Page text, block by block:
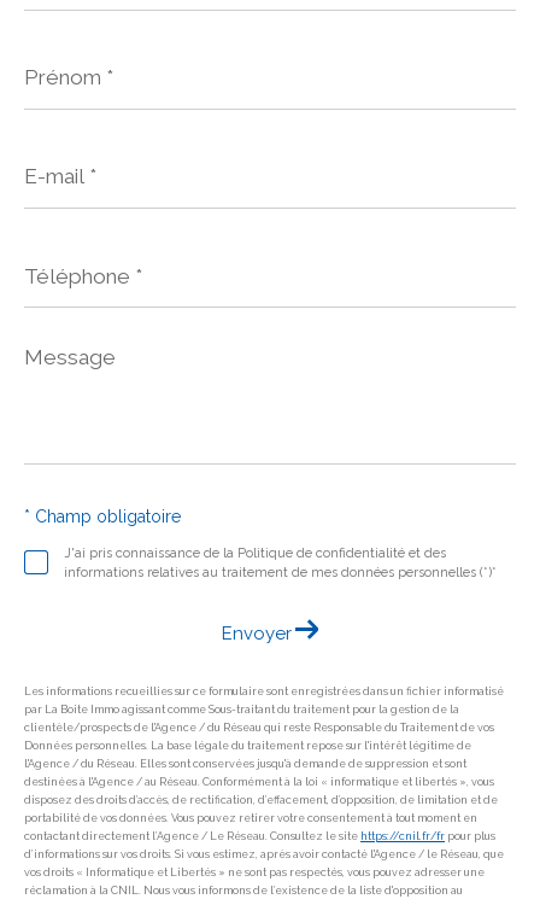
*
mail
*
Message
J'ai pris connaissance de la Politique de confidentialité et des
informations relatives au traitement de mes données personnelles (*)*
* Champ obligatoire
Envoyer
Les informations recueillies sur ce formulaire sont enregistrées dans un fichier informatisé
par La Boite Immo agissant comme Sous-traitant du traitement pour la gestion de la
clientèle/prospects de l'Agence / du Réseau qui reste Responsable du Traitement de vos
Données personnelles. La base légale du traitement repose sur l'intérêt légitime de
l'Agence / du Réseau. Elles sont conservées jusqu'à demande de suppression et sont
destinées à l'Agence / au Réseau. Conformément à la loi « informatique et libertés », vous
disposez des droits d’accès, de rectification, d’effacement, d’opposition, de limitation et de
portabilité de vos données. Vous pouvez retirer votre consentement à tout moment en
contactant directement l’Agence / Le Réseau. Consultez le site https://cnil.fr/fr pour plus
d’informations sur vos droits. Si vous estimez, après avoir contacté l'Agence / le Réseau, que
vos droits « Informatique et Libertés » ne sont pas respectés, vous pouvez adresser une
réclamation à la CNIL. Nous vous informons de l’existence de la liste d'opposition au